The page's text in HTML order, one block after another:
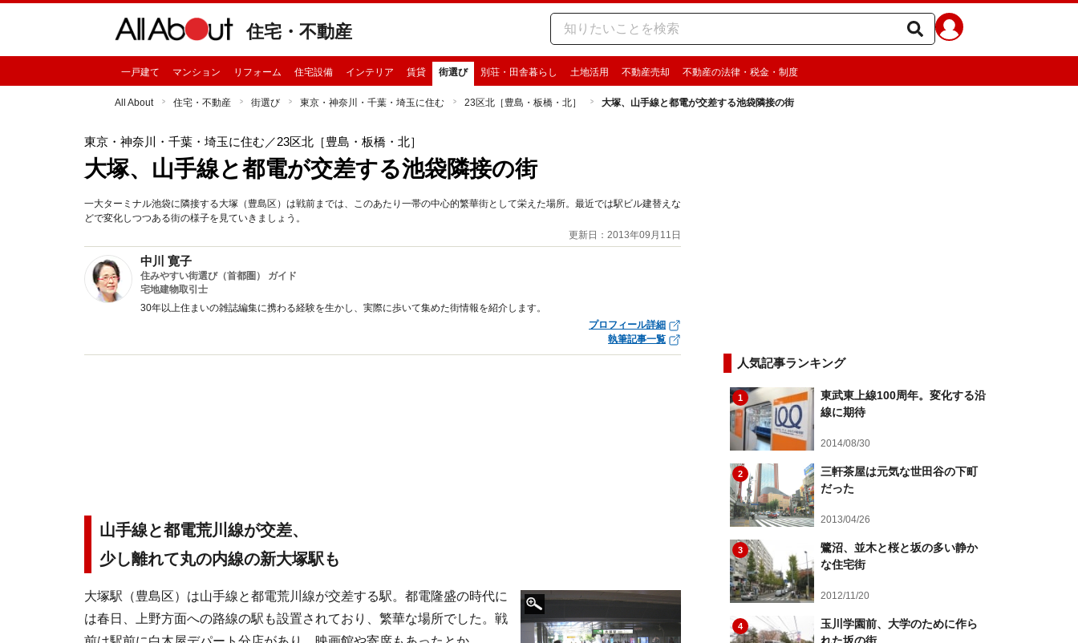
住宅・不動産
一戸建て マンション リフォーム 住宅設備 インテリア 賃貸 街選び 別荘・田舎暮らし 土地活用 不動産売却 不動産の法律・税金・制度
All About 住宅・不動産 街選び 東京・神奈川・千葉・埼玉に住む 23区北［豊島・板橋・北］ 大塚、山手線と都電が交差する池袋隣接の街
東京・神奈川・千葉・埼玉に住む ／23区北［豊島・板橋・北］
大塚、山手線と都電が交差する池袋隣接の街
一大ターミナル池袋に隣接する大塚（豊島区）は戦前までは、このあたり一帯の中心的繁華街として栄えた場所。最近では駅ビル建替えな
どで変化しつつある街の様子を見ていきましょう。
更新日：2013年09月11日
中川 寛子
住みやすい街選び（首都圏） ガイド
宅地建物取引士
30年以上住まいの雑誌編集に携わる経験を生かし、実際に歩いて集めた街情報を紹介します。
プロフィール詳細
執筆記事一覧
山手線と都電荒川線が交差、
少し離れて丸の内線の新大塚駅も
大塚駅（豊島区）は山手線と都電荒川線が交差する駅。都電隆盛の時代に
は春日、上野方面への路線の駅も設置されており、繁華な場所でした。戦
人気記事ランキング
1
東武東上線100周年。変化する沿
線に期待
2014/08/30
2
三軒茶屋は元気な世田谷の下町
だった
2013/04/26
3
鷺沼、並木と桜と坂の多い静か
な住宅街
2012/11/20
4
玉川学園前、大学のために作ら